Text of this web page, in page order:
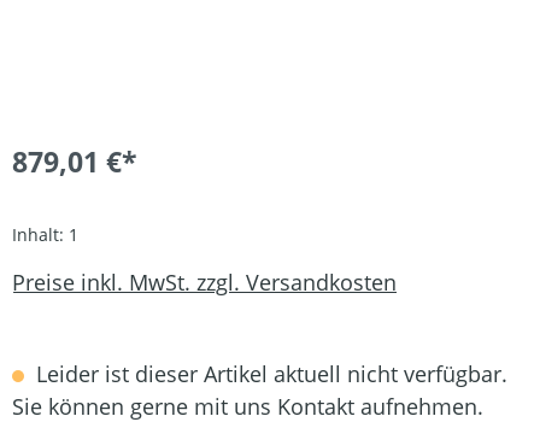
879,01 €*
Inhalt: 1
Preise inkl. MwSt. zzgl. Versandkosten
Leider ist dieser Artikel aktuell nicht verfügbar.
Sie können gerne mit uns Kontakt aufnehmen.